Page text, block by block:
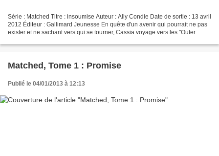
Série : Matched Titre : insoumise Auteur : Ally Condie Date de sortie : 13 avril
2012 Éditeur : Gallimard Jeunesse En quête d'un avenir qui pourrait ne pas
exister et ne sachant vers qui se tourner, Cassia voyage vers les "Outer
Matched, Tome 1 : Promise
Publié le 04/01/2013 à 12:13